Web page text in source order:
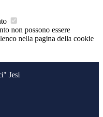
non possono essere
nella pagina della cookie
Jesi